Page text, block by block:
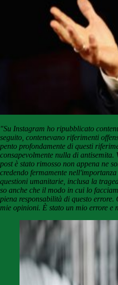
"Su Instagram ho ripubblicato
seguito, contenevano riferimenti
pento profondamente di questi
consapevolmente nulla di
post è stato rimosso non appena ne
credendo fermamente
questioni umanitarie, inclusa la
so anche che il modo in cui lo
piena responsabilità di questo
mie opinioni. È stato un mio errore e